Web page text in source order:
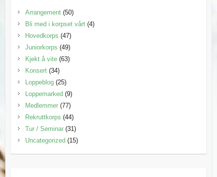
Arrangement(50)
Bli med i korpset vårt(4)
Hovedkorps (47)
Juniorkorps (49)
Kjekt å vite(63)
Konsert(34)
Loppeblog(25)
Loppemarked(9)
Medlemmer(77)
Rekruttkorps (44)
Tur / Seminar(31)
Uncategorized(15)